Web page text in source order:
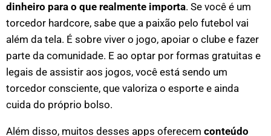
dinheiro para o que realmente importa. Se você é um
torcedor hardcore, sabe que a paixão pelo futebol vai
além da tela. É sobre viver o jogo, apoiar o clube e fazer
parte da comunidade. E ao optar por formas gratuitas e
legais de assistir aos jogos, você está sendo um
torcedor consciente, que valoriza o esporte e ainda
cuida do próprio bolso.
Além disso, muitos desses apps oferecem conteúdo